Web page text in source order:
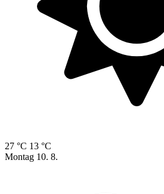
27 °C 13 °C
Montag 10. 8.